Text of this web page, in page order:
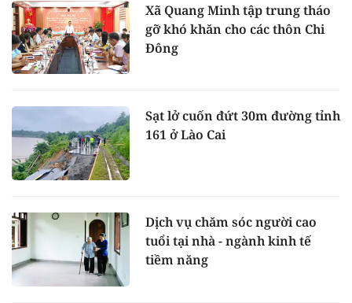
Xã Quang Minh tập trung tháo
gỡ khó khăn cho các thôn Chi
Đông
Sạt lở cuốn đứt 30m đường tỉnh
161 ở Lào Cai
Dịch vụ chăm sóc người cao
tuổi tại nhà - ngành kinh tế
tiềm năng